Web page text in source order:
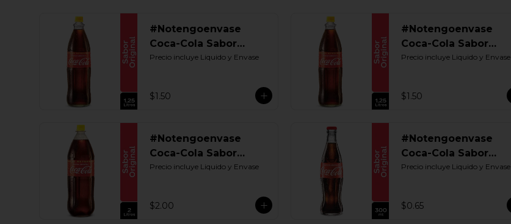
#Notengoenvase
Coca-Cola Sabor
Original 1250 ML.
Precio incluye Liquido y Envase
$1.50
#Notengoenvase
Coca-Cola Sabor
Original 1250 ML.
Precio incluye Liquido y Envase
$1.50
#Notengoenvase
Coca-Cola Sabor
Original 2000 ML.
Precio incluye Liquido y Envase
$2.00
#Notengoenvase
Coca-Cola Sabor
Original 300 ML.
Precio incluye Liquido y Envase
$0.65